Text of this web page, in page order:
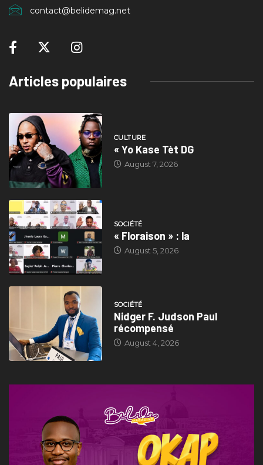
contact@belidemag.net
Articles populaires
CULTURE
« Yo Kase Tèt DG
August 7, 2026
SOCIÉTÉ
« Floraison » : la
August 5, 2026
SOCIÉTÉ
Nidger F. Judson Paul
récompensé
August 4, 2026